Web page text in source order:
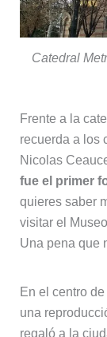
Catedral
Frente a la
recuerda a los
Nicolas
fue el primer
quieres saber
visitar el
Una pena que
En el centro
una
regaló a la